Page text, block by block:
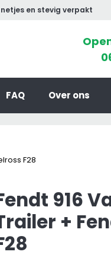
en stevig verpakt
FAQ Over ons
F28
916
+